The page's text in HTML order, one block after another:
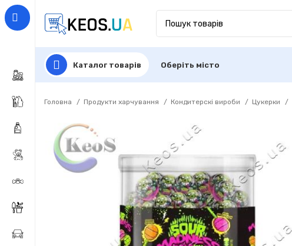
Каталог товарів Оберіть місто
Головна Продукти харчування Кондитерскі вироби Цукерки